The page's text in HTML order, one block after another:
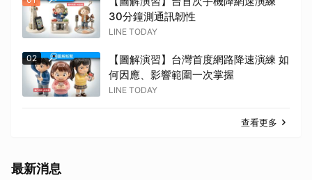
30分鐘測通訊韌性
LINE TODAY
02
【圖解演習】台灣首度網路降速演練 如
何因應、影響範圍一次掌握
LINE TODAY
查看更多
最新消息